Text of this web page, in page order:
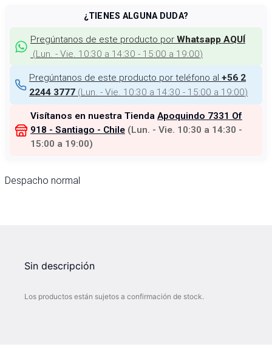
¿TIENES ALGUNA DUDA?
Pregúntanos de este producto por Whatsapp AQUÍ
(Lun. - Vie. 10:30 a 14:30 - 15:00 a 19:00)
Pregúntanos de este producto por teléfono al +56 2
2244 3777 (Lun. - Vie. 10:30 a 14:30 - 15:00 a 19:00)
Visítanos en nuestra Tienda Apoquindo 7331 Of
918 - Santiago - Chile (Lun. - Vie. 10:30 a 14:30 -
15:00 a 19:00)
Despacho normal
Sin descripción
Los productos están sujetos a confirmación de stock.